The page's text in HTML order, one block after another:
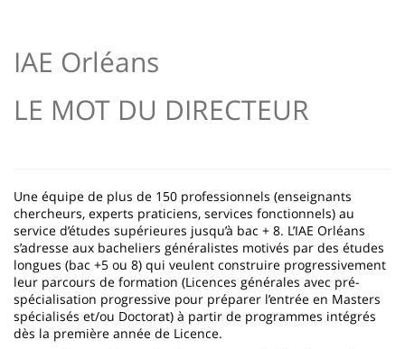
IAE Orléans
LE MOT DU DIRECTEUR
Une équipe de plus de 150 professionnels (enseignants
chercheurs, experts praticiens, services fonctionnels) au
service d’études supérieures jusqu’à bac + 8. L’IAE Orléans
s’adresse aux bacheliers généralistes motivés par des études
longues (bac +5 ou 8) qui veulent construire progressivement
leur parcours de formation (Licences générales avec pré-
spécialisation progressive pour préparer l’entrée en Masters
spécialisés et/ou Doctorat) à partir de programmes intégrés
dès la première année de Licence.